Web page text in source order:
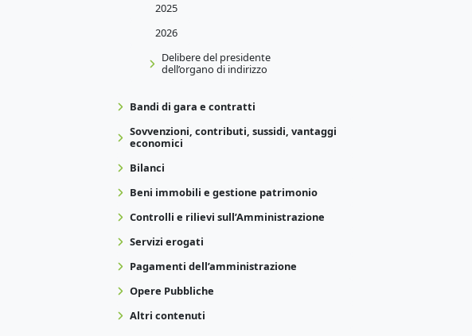
2025
2026
Delibere del presidente
dell’organo di indirizzo
Bandi di gara e contratti
Sovvenzioni, contributi, sussidi, vantaggi
economici
Bilanci
Beni immobili e gestione patrimonio
Controlli e rilievi sull’Amministrazione
Servizi erogati
Pagamenti dell’amministrazione
Opere Pubbliche
Altri contenuti